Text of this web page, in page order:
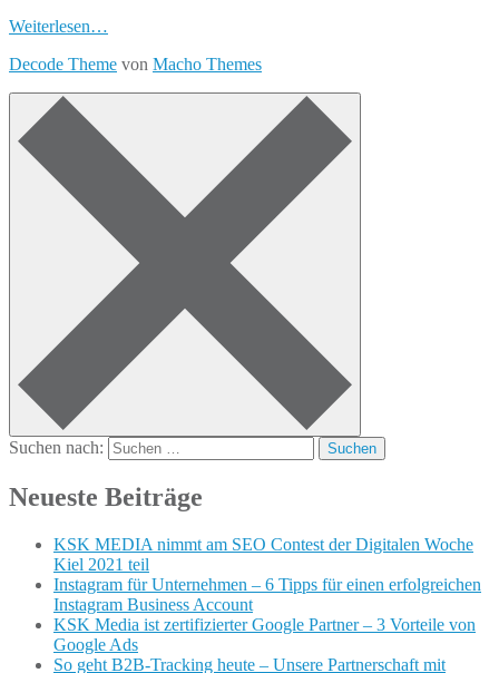
Weiterlesen…
Decode Theme von Macho Themes
Suchen nach:
Neueste Beiträge
KSK MEDIA nimmt am SEO Contest der Digitalen Woche
Kiel 2021 teil
Instagram für Unternehmen – 6 Tipps für einen erfolgreichen
Instagram Business Account
KSK Media ist zertifizierter Google Partner – 3 Vorteile von
Google Ads
So geht B2B-Tracking heute – Unsere Partnerschaft mit